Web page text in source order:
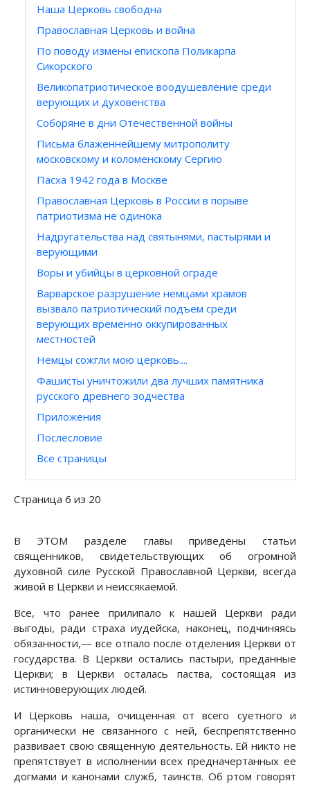
Наша Церковь свободна
Православная Церковь и война
По поводу измены епископа Поликарпа
Сикорского
Великопатриотическое воодушевление среди
верующих и духовенства
Соборяне в дни Отечественной войны
Письма блаженнейшему митрополиту
московскому и коломенскому Сергию
Пасха 1942 года в Москве
Православная Церковь в России в порыве
патриотизма не одинока
Надругательства над святынями, пастырями и
верующими
Воры и убийцы в церковной ограде
Варварское разрушение немцами храмов
вызвало патриотический подъем среди
верующих временно оккупированных
местностей
Немцы сожгли мою церковь....
Фашисты уничтожили два лучших памятника
русского древнего зодчества
Приложения
Послесловие
Все страницы
Страница 6 из 20
В ЭТОМ разделе главы приведены статьи
священников, свидетельствующих об огромной
духовной силе Русской Православной Церкви, всегда
живой в Церкви и неиссякаемой.
Все, что ранее прилипало к нашей Церкви ради
выгоды, ради страха иудейска, наконец, подчиняясь
обязанности,— все отпало после отделения Церкви от
государства. В Церкви остались пастыри, преданные
Церкви; в Церкви осталась паства, состоящая из
истинноверующих людей.
И Церковь наша, очищенная от всего суетного и
органически не связанного с ней, беспрепятственно
развивает свою священную деятельность. Ей никто не
препятствует в исполнении всех предначертанных ее
догмами и канонами служб, таинств. Об ртом говорят